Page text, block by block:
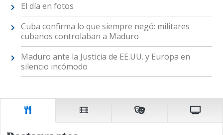
El día en fotos
Cuba confirma lo que siempre negó: militares
cubanos controlaban a Maduro
Maduro ante la Justicia de EE.UU. y Europa en
silencio incómodo